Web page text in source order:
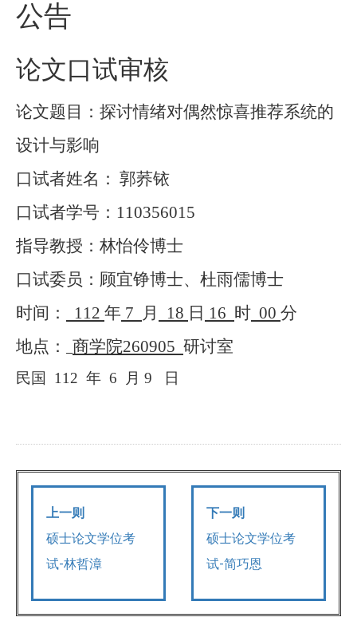
公告
论文口试审核
论文题目：探讨情绪对偶然惊喜推荐系统的
设计与影响
口试者姓名： 郭荞铱
口试者学号： 110356015
指导教授：林怡伶博士
口试委员：顾宜铮博士、杜雨儒博士
时间：
112 年 7 月 18 日 16 时 00 分
地点：
商学院260905 研讨室
民国 112 年 6 月 9 日
上一则
硕士论文学位考
试-林哲漳
下一则
硕士论文学位考
试-简巧恩